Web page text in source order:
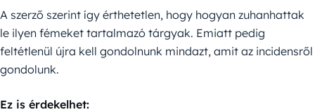
A szerző szerint így érthetetlen, hogy hogyan zuhanhattak
le ilyen fémeket tartalmazó tárgyak. Emiatt pedig
feltétlenül újra kell gondolnunk mindazt, amit az incidensről
gondolunk.
Ez is érdekelhet: